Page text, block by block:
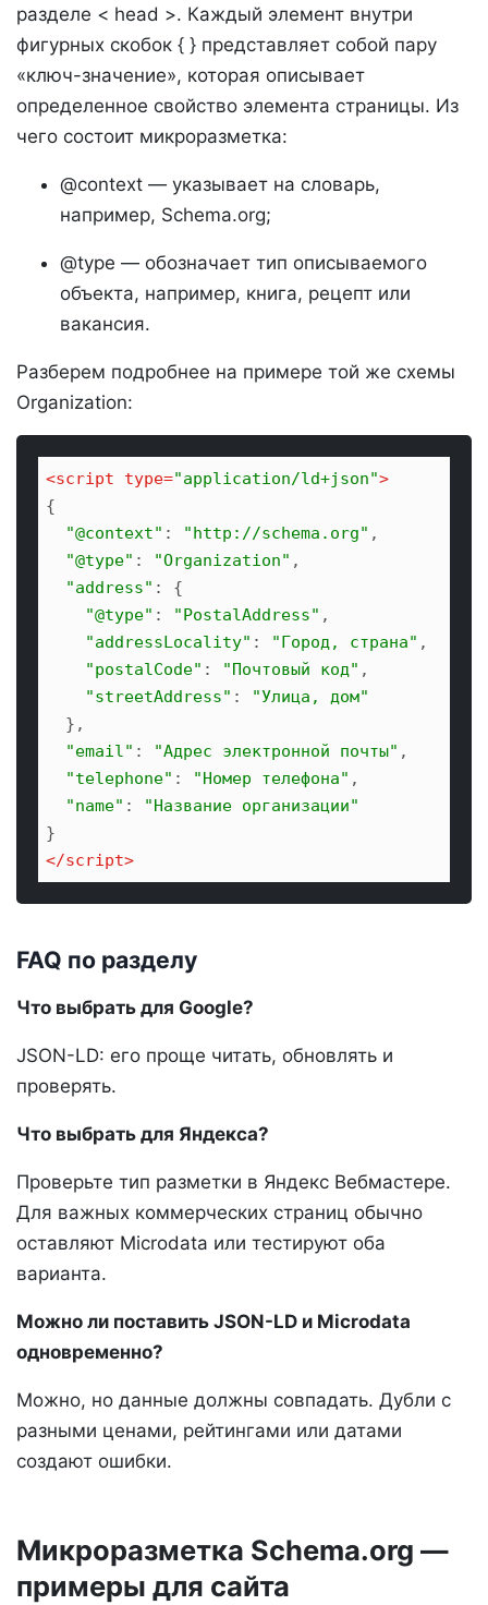
разделе < head >. Каждый элемент внутри
фигурных скобок { } представляет собой пару
«ключ-значение», которая описывает
определенное свойство элемента страницы. Из
чего состоит микроразметка:
@context — указывает на словарь,
например, Schema.org;
@type — обозначает тип описываемого
объекта, например, книга, рецепт или
вакансия.
Разберем подробнее на примере той же схемы
Organization:
<script type="application/ld+json">
{
"@context" : "http://schema.org" ,
"@type" : "Organization" ,
"address" : {
"@type" : "PostalAddress" ,
"addressLocality" : "Город, страна" ,
"postalCode" : "Почтовый код" ,
"streetAddress" : "Улица, дом"
  },
"email" : "Адрес электронной почты" ,
"telephone" : "Номер телефона" ,
"name" : "Название организации"
</script>
FAQ по разделу
Что выбрать для Google?
JSON-LD: его проще читать, обновлять и
проверять.
Что выбрать для Яндекса?
Проверьте тип разметки в Яндекс Вебмастере.
Для важных коммерческих страниц обычно
оставляют Microdata или тестируют оба
варианта.
Можно ли поставить JSON-LD и Microdata
одновременно?
Можно, но данные должны совпадать. Дубли с
разными ценами, рейтингами или датами
создают ошибки.
Микроразметка Schema.org —
примеры для сайта